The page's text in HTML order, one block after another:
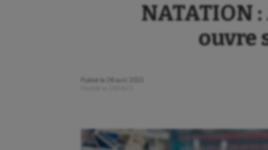
NATATION
ouvre
Publié le
28 avril 2023